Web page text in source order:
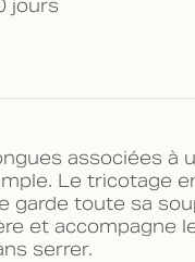
jours
associées à
Le tricotage
garde toute sa
et accompagne
serrer.